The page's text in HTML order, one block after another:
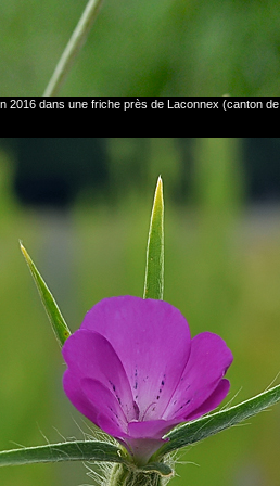
2016 dans une friche près de Laconnex (canton